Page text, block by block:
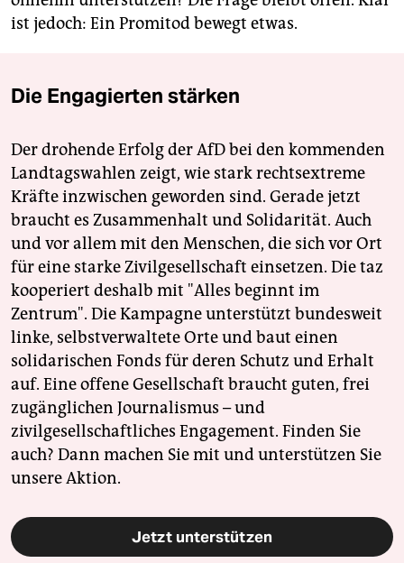
ist jedoch: Ein Promitod bewegt etwas.
Die Engagierten stärken
Der drohende Erfolg der AfD bei den kommenden
Landtagswahlen zeigt, wie stark rechtsextreme
Kräfte inzwischen geworden sind. Gerade jetzt
braucht es Zusammenhalt und Solidarität. Auch
und vor allem mit den Menschen, die sich vor Ort
für eine starke Zivilgesellschaft einsetzen. Die taz
kooperiert deshalb mit "Alles beginnt im
Zentrum". Die Kampagne unterstützt bundesweit
linke, selbstverwaltete Orte und baut einen
solidarischen Fonds für deren Schutz und Erhalt
auf. Eine offene Gesellschaft braucht guten, frei
zugänglichen Journalismus – und
zivilgesellschaftliches Engagement. Finden Sie
auch? Dann machen Sie mit und unterstützen Sie
unsere Aktion.
Jetzt unterstützen